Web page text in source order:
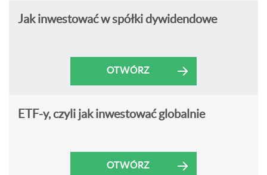
Jak inwestować w spółki dywidendowe
OTWÓRZ
ETF-y, czyli jak inwestować globalnie
OTWÓRZ